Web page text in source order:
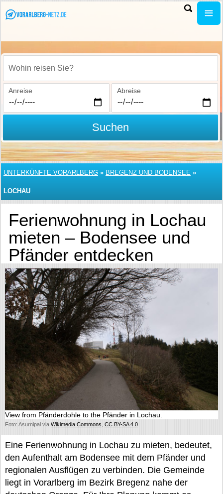
Wohin reisen Sie?
Anreise Abreise
Suchen
UNTERKÜNFTE VORARLBERG » BREGENZ UND BODENSEE »
LOCHAU
Ferienwohnung in Lochau
mieten – Bodensee und
Pfänder entdecken
View from Pfänderdohle to the Pfänder in Lochau.
Foto: Asurnipal via Wikimedia Commons CC BY-SA 4.0
Eine Ferienwohnung in Lochau zu mieten, bedeutet,
den Aufenthalt am Bodensee mit dem Pfänder und
regionalen Ausflügen zu verbinden. Die Gemeinde
liegt in Vorarlberg im Bezirk Bregenz nahe der